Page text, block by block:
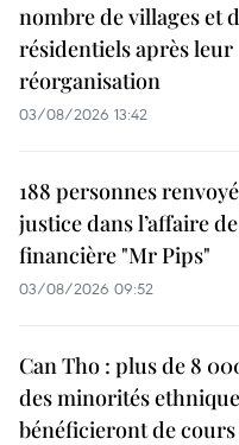
nombre de villages et
résidentiels après leur
réorganisation
03/08/2026 13:42
188 personnes
justice dans l’affaire
financière "Mr Pips"
03/08/2026 09:52
Can Tho : plus de 8
des minorités
bénéficieront de